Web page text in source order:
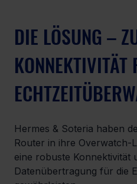
DIE LÖSUNG –
KONNEKTIVITÄT
Hermes & Soteria haben
Router in ihre Overwatch-
eine robuste Konnektivität
Datenübertragung für die